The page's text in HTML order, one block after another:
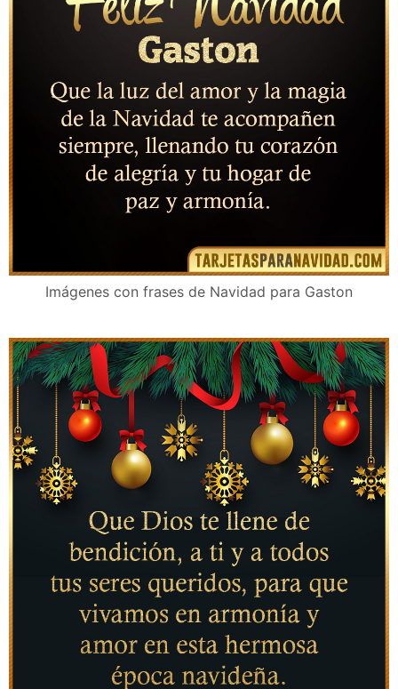
Tarjetitas de navidad para Gaston